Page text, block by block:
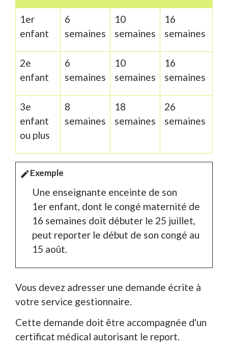
1er
enfant
6
semaines
10
semaines
16
semaines
2e
enfant
6
semaines
10
semaines
16
semaines
3e
enfant
ou plus
8
semaines
18
semaines
26
semaines
editExemple
Une enseignante enceinte de son
1er enfant, dont le congé maternité de
16 semaines doit débuter le 25 juillet,
peut reporter le début de son congé au
15 août.
Vous devez adresser une demande écrite à
votre service gestionnaire.
Cette demande doit être accompagnée d'un
certificat médical autorisant le report.